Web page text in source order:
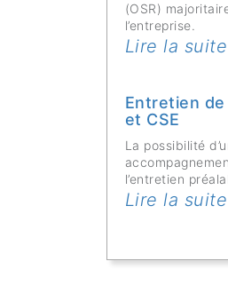
(OSR)
l’entreprise.
Lire la suite
Entretien
et CSE
La possibilité
l’entretien
Lire la suite